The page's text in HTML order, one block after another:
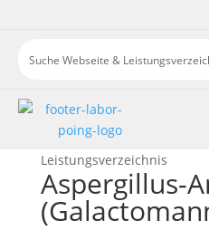
Leistungsverzeichnis
Aspergillus-